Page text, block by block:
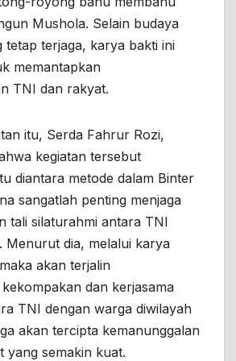
Mushola. Selain budaya
terjaga, karya bakti ini
memantapkan
TNI dan rakyat.
itu, Serda Fahrur Rozi,
kegiatan tersebut
diantara metode dalam Binter
sangatlah penting menjaga
tali silaturahmi antara TNI
Menurut dia, melalui karya
akan terjalin
dan kerjasama
TNI dengan warga diwilayah
akan tercipta kemanunggalan
yang semakin kuat.